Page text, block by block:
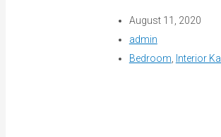
August 11, 2020
admin
Bedroom
Interior